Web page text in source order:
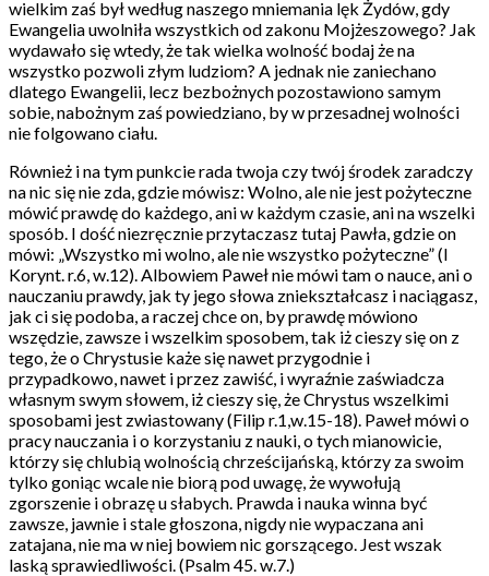
wielkim zaś był według naszego mniemania lęk Żydów, gdy
Ewangelia uwolniła wszystkich od zakonu Mojżeszowego? Jak
wydawało się wtedy, że tak wielka wolność bodaj że na
wszystko pozwoli złym ludziom? A jednak nie zaniechano
dlatego Ewangelii, lecz bezbożnych pozostawiono samym
sobie, nabożnym zaś powiedziano, by w przesadnej wolności
nie folgowano ciału.
Również i na tym punkcie rada twoja czy twój środek zaradczy
na nic się nie zda, gdzie mówisz: Wolno, ale nie jest pożyteczne
mówić prawdę do każdego, ani w każdym czasie, ani na wszelki
sposób. I dość niezręcznie przytaczasz tutaj Pawła, gdzie on
mówi: „Wszystko mi wolno, ale nie wszystko pożyteczne” (I
Korynt. r.6, w.12). Albowiem Paweł nie mówi tam o nauce, ani o
nauczaniu prawdy, jak ty jego słowa zniekształcasz i naciągasz,
jak ci się podoba, a raczej chce on, by prawdę mówiono
wszędzie, zawsze i wszelkim sposobem, tak iż cieszy się on z
tego, że o Chrystusie każe się nawet przygodnie i
przypadkowo, nawet i przez zawiść, i wyraźnie zaświadcza
własnym swym słowem, iż cieszy się, że Chrystus wszelkimi
sposobami jest zwiastowany (Filip r.1,w.15-18). Paweł mówi o
pracy nauczania i o korzystaniu z nauki, o tych mianowicie,
którzy się chlubią wolnością chrześcijańską, którzy za swoim
tylko goniąc wcale nie biorą pod uwagę, że wywołują
zgorszenie i obrazę u słabych. Prawda i nauka winna być
zawsze, jawnie i stale głoszona, nigdy nie wypaczana ani
zatajana, nie ma w niej bowiem nic gorszącego. Jest wszak
laską sprawiedliwości. (Psalm 45. w.7.)